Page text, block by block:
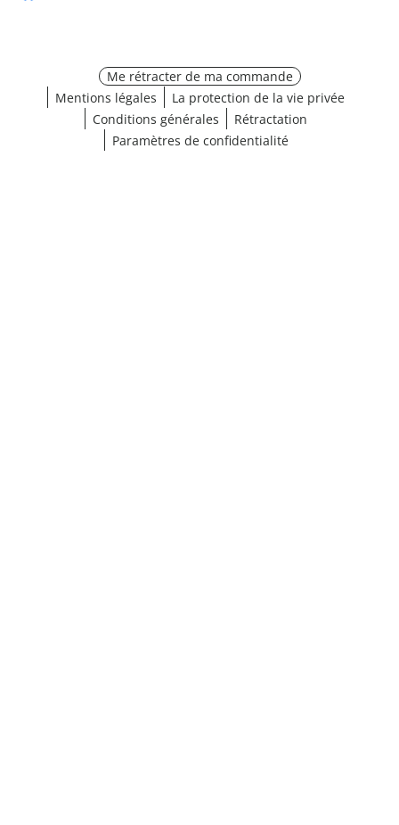
Me rétracter de ma commande
Mentions légales
La protection de la vie privée
Conditions générales
Rétractation
Paramètres de confidentialité